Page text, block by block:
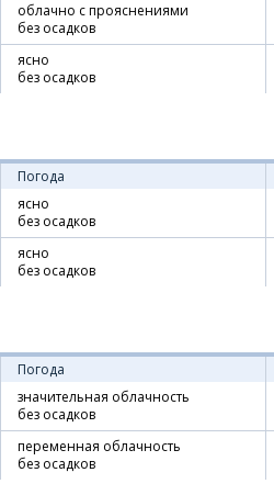
облачно с прояснениями
без осадков
ясно
без осадков
Погода
ясно
без осадков
ясно
без осадков
Погода
значительная облачность
без осадков
переменная облачность
без осадков